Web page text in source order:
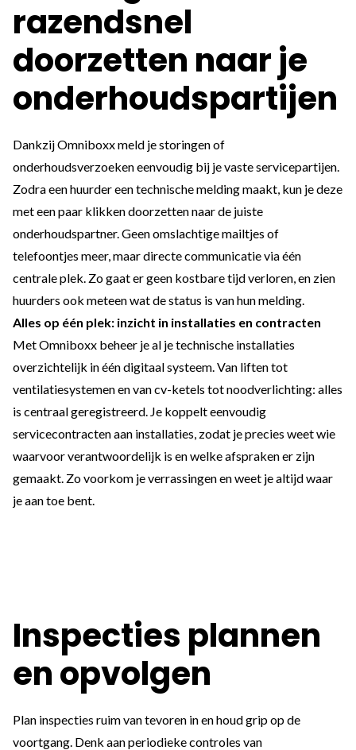
razendsnel
doorzetten naar je
onderhoudspartijen
Dankzij Omniboxx meld je storingen of
onderhoudsverzoeken eenvoudig bij je vaste servicepartijen.
Zodra een huurder een technische melding maakt, kun je deze
met een paar klikken doorzetten naar de juiste
onderhoudspartner. Geen omslachtige mailtjes of
telefoontjes meer, maar directe communicatie via één
centrale plek. Zo gaat er geen kostbare tijd verloren, en zien
huurders ook meteen wat de status is van hun melding.
Alles op één plek: inzicht in installaties en contracten
Met Omniboxx beheer je al je technische installaties
overzichtelijk in één digitaal systeem. Van liften tot
ventilatiesystemen en van cv-ketels tot noodverlichting: alles
is centraal geregistreerd. Je koppelt eenvoudig
servicecontracten aan installaties, zodat je precies weet wie
waarvoor verantwoordelijk is en welke afspraken er zijn
gemaakt. Zo voorkom je verrassingen en weet je altijd waar
je aan toe bent.
Inspecties plannen
en opvolgen
Plan inspecties ruim van tevoren in en houd grip op de
voortgang. Denk aan periodieke controles van